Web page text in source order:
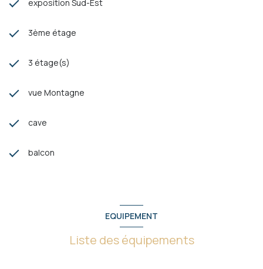
exposition Sud-Est
3ème étage
3 étage(s)
vue Montagne
cave
balcon
EQUIPEMENT
Liste des équipements